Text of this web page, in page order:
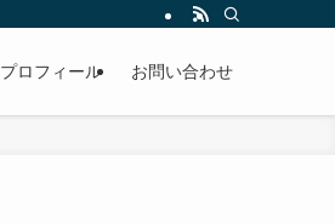
プロフィール お問い合わせ